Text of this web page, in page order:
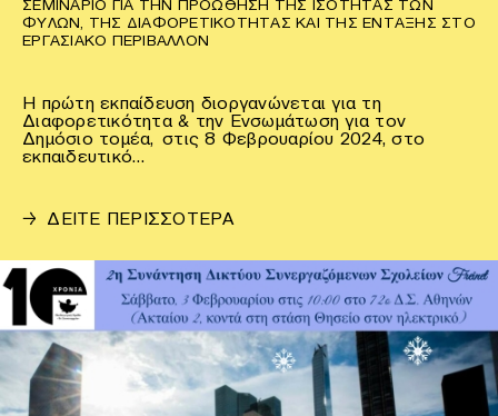
ΣΕΜΙΝΆΡΙΟ ΓΙΑ ΤΗΝ ΠΡΟΏΘΗΣΗ ΤΗΣ ΙΣΌΤΗΤΑΣ ΤΩΝ
ΦΎΛΩΝ, ΤΗΣ ΔΙΑΦΟΡΕΤΙΚΌΤΗΤΑΣ ΚΑΙ ΤΗΣ ΈΝΤΑΞΗΣ ΣΤΟ
ΕΡΓΑΣΙΑΚΌ ΠΕΡΙΒΆΛΛΟΝ
Η πρώτη εκπαίδευση διοργανώνεται για τη
Διαφορετικότητα & την Ενσωμάτωση για τον
Δημόσιο τομέα, στις 8 Φεβρουαρίου 2024, στο
εκπαιδευτικό…
→ ΔΕΙΤΕ ΠΕΡΙΣΣΟΤΕΡΑ